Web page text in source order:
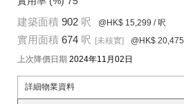
建築面積 902 呎 @HK$ 15,299 / 呎
實用面積 674 呎 [未核實] @HK$ 20,475
上次降價日期 2024年11月02日
詳細物業資料